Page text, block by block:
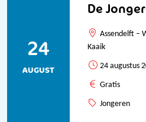
De
24
AUGUST
Assendelft –
Kaaik
24 augustus
Gratis
Jongeren